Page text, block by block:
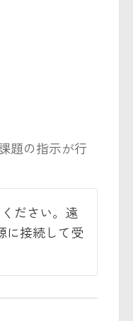
題の指示が行
ださい。遠
に接続して受